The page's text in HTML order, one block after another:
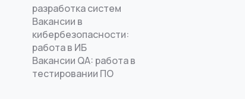
разработка систем
Вакансии в
кибербезопасности:
работа в ИБ
Вакансии QA: работа в
тестировании ПО